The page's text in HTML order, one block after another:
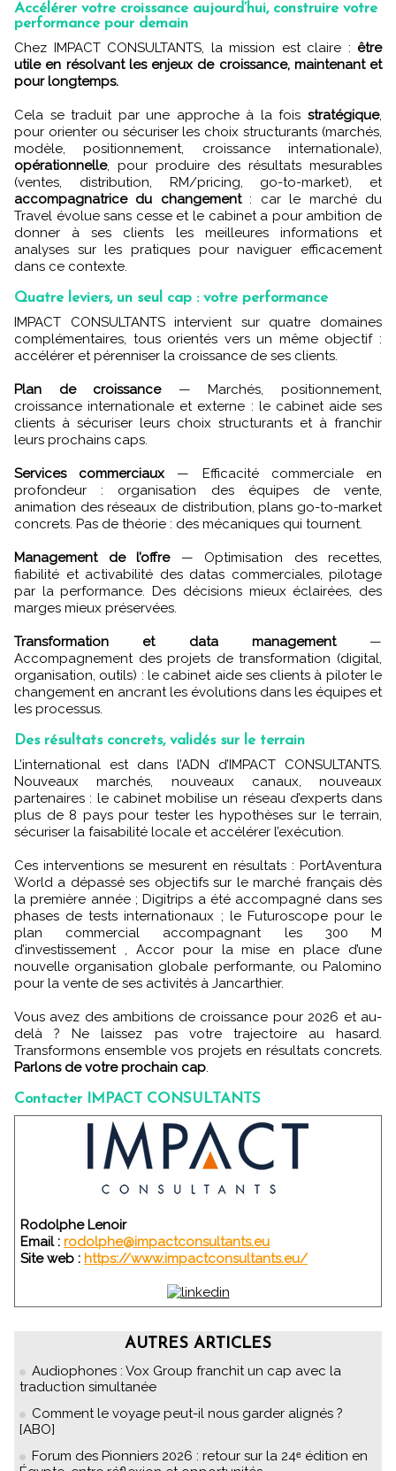
Accélérer votre croissance aujourd’hui, construire votre
performance pour demain
Chez IMPACT CONSULTANTS, la mission est claire : être
utile en résolvant les enjeux de croissance, maintenant et
pour longtemps.
Cela se traduit par une approche à la fois stratégique,
pour orienter ou sécuriser les choix structurants (marchés,
modèle, positionnement, croissance internationale),
opérationnelle, pour produire des résultats mesurables
(ventes, distribution, RM/pricing, go-to-market), et
accompagnatrice du changement: car le marché du
Travel évolue sans cesse et le cabinet a pour ambition de
donner à ses clients les meilleures informations et
analyses sur les pratiques pour naviguer efficacement
dans ce contexte.
Quatre leviers, un seul cap : votre performance
complémentaires, tous orientés vers un même objectif :
accélérer et pérenniser la croissance de ses clients.
Plan de croissance— Marchés, positionnement,
croissance internationale et externe : le cabinet aide ses
clients à sécuriser leurs choix structurants et à franchir
leurs prochains caps.
Services commerciaux — Efficacité commerciale en
profondeur : organisation des équipes de vente,
animation des réseaux de distribution, plans go-to-market
concrets. Pas de théorie : des mécaniques qui tournent.
Management de l’offre— Optimisation des recettes,
fiabilité et activabilité des datas commerciales, pilotage
par la performance. Des décisions mieux éclairées, des
marges mieux préservées.
Transformation et data management—
Accompagnement des projets de transformation (digital,
organisation, outils) : le cabinet aide ses clients à piloter le
changement en ancrant les évolutions dans les équipes et
les processus.
Des résultats concrets, validés sur le terrain
L’international est dans l’ADN d’IMPACT CONSULTANTS.
Nouveaux marchés, nouveaux canaux, nouveaux
partenaires : le cabinet mobilise un réseau d’experts dans
plus de 8 pays pour tester les hypothèses sur le terrain,
sécuriser la faisabilité locale et accélérer l’exécution.
Ces interventions se mesurent en résultats : PortAventura
World a dépassé ses objectifs sur le marché français dès
la première année ; Digitrips a été accompagné dans ses
phases de tests internationaux ; le Futuroscope pour le
plan commercial accompagnant les 300 M
d’investissement , Accor pour la mise en place d’une
nouvelle organisation globale performante, ou Palomino
pour la vente de ses activités à Jancarthier.
Vous avez des ambitions de croissance pour 2026 et au-
delà ? Ne laissez pas votre trajectoire au hasard.
Transformons ensemble vos projets en résultats concrets.
Parlons de votre prochain cap.
Contacter IMPACT CONSULTANTS
Rodolphe Lenoir
Email : rodolphe@impactconsultants.eu
Site web : https://www.impactconsultants.eu/
AUTRES ARTICLES
Audiophones : Vox Group franchit un cap avec la
traduction simultanée
Comment le voyage peut-il nous garder alignés ?
[ABO]
Forum des Pionniers 2026 : retour sur la 24ᵉ édition en